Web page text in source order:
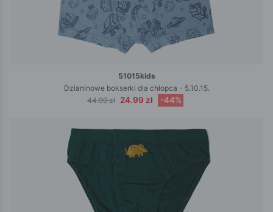
51015kids
Dzianinowe bokserki dla chłopca - 5.10.15.
44.99 zł 24.99 zł -44%